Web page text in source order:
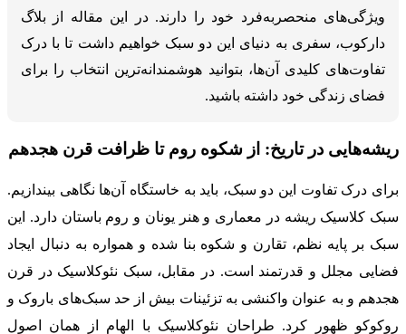
ویژگی‌های منحصربه‌فرد خود را دارند. در این مقاله از بلاگ
دارکوب، سفری به دنیای این دو سبک خواهیم داشت تا با درک
تفاوت‌های کلیدی آن‌ها، بتوانید هوشمندانه‌ترین انتخاب را برای
فضای زندگی خود داشته باشید.
ریشه‌هایی در تاریخ: از شکوه روم تا ظرافت قرن هجدهم
برای درک تفاوت این دو سبک، باید به خاستگاه آن‌ها نگاهی بیندازیم.
سبک کلاسیک ریشه در معماری و هنر یونان و روم باستان دارد. این
سبک بر پایه نظم، تقارن و شکوه بنا شده و همواره به دنبال ایجاد
فضایی مجلل و قدرتمند است. در مقابل، سبک نئوکلاسیک در قرن
هجدهم و به عنوان واکنشی به تزئینات بیش از حد سبک‌های باروک و
روکوکو ظهور کرد. طراحان نئوکلاسیک با الهام از همان اصول